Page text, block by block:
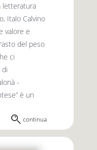
letteratura
Italo Calvino
valore e
del peso
ci
-
è un
continua